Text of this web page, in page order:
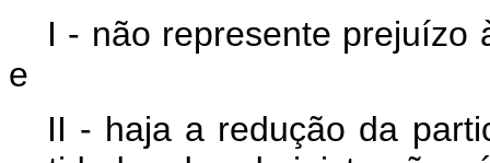
I - não represente prejuízo
e
II - haja a redução da